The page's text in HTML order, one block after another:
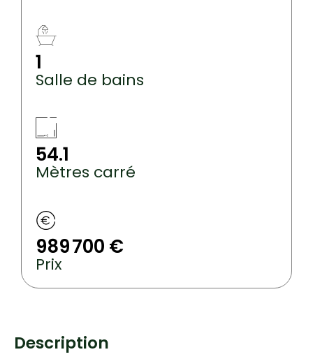
1
Salle de bains
54.1
Mètres carré
989 700 €
Prix
Description